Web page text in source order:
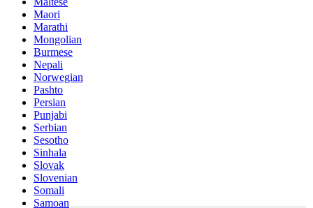
Maori
Marathi
Mongolian
Burmese
Nepali
Norwegian
Pashto
Persian
Punjabi
Serbian
Sesotho
Sinhala
Slovak
Slovenian
Somali
Samoan